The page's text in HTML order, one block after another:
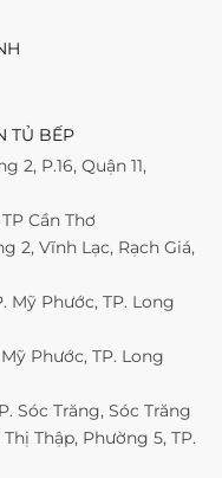
TỦ BẾP
2, P.16, Quận 11,
Cần Thơ
2, Vĩnh Lạc, Rạch Giá,
Mỹ Phước, TP. Long
Phước, TP. Long
Sóc Trăng, Sóc Trăng
Thập, Phường 5, TP.